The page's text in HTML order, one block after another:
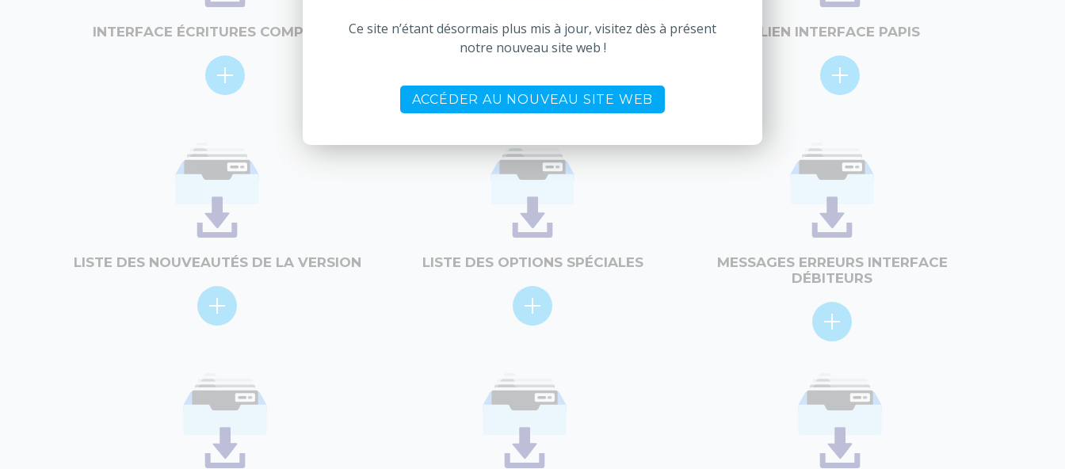
Ce site n’étant désormais plus mis à jour, visitez dès à présent
notre nouveau site web !
ACCÉDER AU NOUVEAU SITE WEB
INTERFACE ÉCRITURES COMPTABLES
INTERFACE POSTES OUVERTS
DÉBITEURS
LIEN INTERFACE PAPIS
LISTE DES NOUVEAUTÉS DE LA VERSION LISTE DES OPTIONS SPÉCIALES
MESSAGES ERREURS INTERFACE
DÉBITEURS